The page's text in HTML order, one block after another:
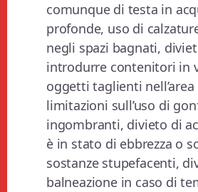
comunque di testa in
profonde, uso di
negli spazi bagnati,
introdurre contenitori in
oggetti taglienti nell’area
limitazioni sull’uso di
ingombranti, divieto di
è in stato di ebbrezza o
sostanze stupefacenti,
balneazione in caso di